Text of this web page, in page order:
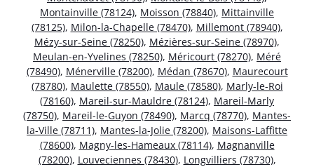
Montainville (78124), Moisson (78840), Mittainville
(78125), Milon-la-Chapelle (78470), Millemont (78940),
Mézy-sur-Seine (78250), Mézières-sur-Seine (78970),
Meulan-en-Yvelines (78250), Méricourt (78270), Méré
(78490), Ménerville (78200), Médan (78670), Maurecourt
(78780), Maulette (78550), Maule (78580), Marly-le-Roi
(78160), Mareil-sur-Mauldre (78124), Mareil-Marly
(78750), Mareil-le-Guyon (78490), Marcq (78770), Mantes-
la-Ville (78711), Mantes-la-Jolie (78200), Maisons-Laffitte
(78600), Magny-les-Hameaux (78114), Magnanville
(78200), Louveciennes (78430), Longvilliers (78730),